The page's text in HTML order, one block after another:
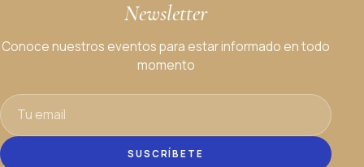
Newsletter
Conoce nuestros eventos para estar informado en todo
momento
SUSCRÍBETE